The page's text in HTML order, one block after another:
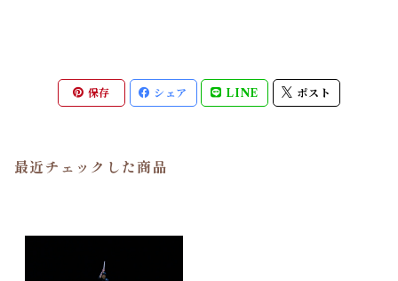
保存 シェア LINE ポスト
最近チェックした商品